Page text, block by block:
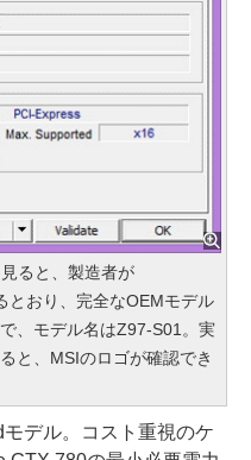
ると、製造者が
とおり、完全なOEMモデル
、モデル名はZ97-S01。実
と、MSIのロゴが確認でき
デル。コスト重視のケ